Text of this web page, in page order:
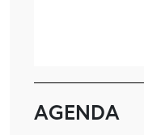
AGENDA